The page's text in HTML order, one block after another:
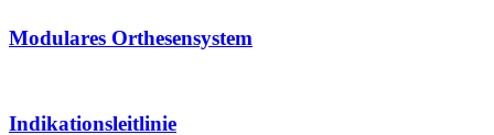
Modulares Orthesensystem
Indikationsleitlinie